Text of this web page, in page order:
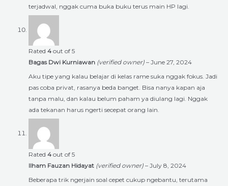
terjadwal, nggak cuma buka buku terus main HP lagi.
Rated 4 out of 5
Bagas Dwi Kurniawan (verified owner) – June 27, 2024
Aku tipe yang kalau belajar di kelas rame suka nggak fokus. Jadi
pas coba privat, rasanya beda banget. Bisa nanya kapan aja
tanpa malu, dan kalau belum paham ya diulang lagi. Nggak
ada tekanan harus ngerti secepat orang lain.
Rated 4 out of 5
Ilham Fauzan Hidayat (verified owner) – July 8, 2024
Beberapa trik ngerjain soal cepet cukup ngebantu, terutama